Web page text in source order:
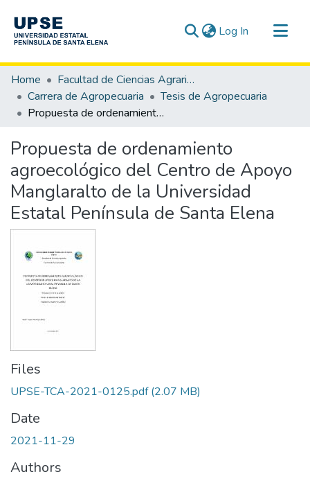
Log In (current)
Communities & Collections
All of DSpace
Statistics
Home
Facultad de Ciencias Agrarias
Carrera de Agropecuaria
Tesis de Agropecuaria
Propuesta de ordenamiento agroecológico del Centro de Apoyo Manglaralto de la Universidad Estatal Península de Santa Elena
Propuesta de ordenamiento
agroecológico del Centro de Apoyo
Manglaralto de la Universidad
Estatal Península de Santa Elena
Files
UPSE-TCA-2021-0125.pdf(2.07 MB)
Date
2021-11-29
Authors